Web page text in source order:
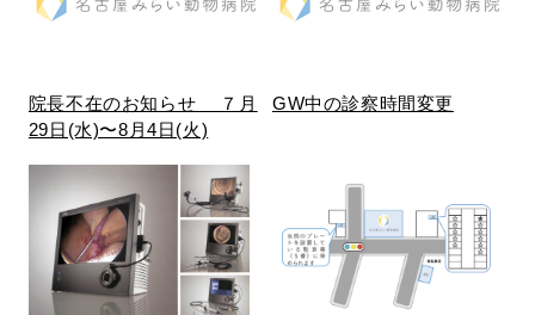
院長不在のお知らせ ７月
29日(水)〜8月4日(火)
GW中の診察時間変更